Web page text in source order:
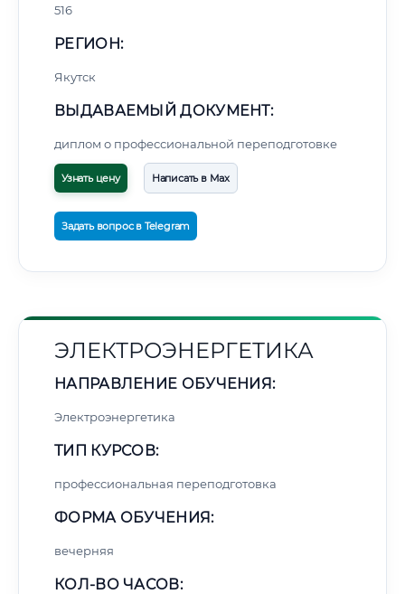
516
РЕГИОН:
Якутск
ВЫДАВАЕМЫЙ ДОКУМЕНТ:
диплом о профессиональной переподготовке
Узнать цену Написать в Max
Задать вопрос в Telegram
ЭЛЕКТРОЭНЕРГЕТИКА
НАПРАВЛЕНИЕ ОБУЧЕНИЯ:
Электроэнергетика
ТИП КУРСОВ:
профессиональная переподготовка
ФОРМА ОБУЧЕНИЯ:
вечерняя
КОЛ-ВО ЧАСОВ: